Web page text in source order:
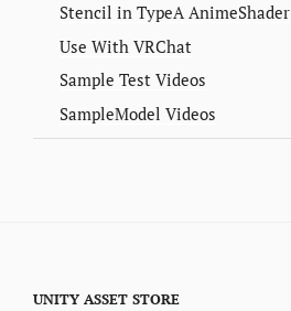
Stencil in TypeA AnimeShader
Use With VRChat
Sample Test Videos
SampleModel Videos
UNITY ASSET STORE